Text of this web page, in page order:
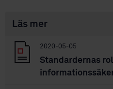
Läs mer
2020-05-05
Standardernas